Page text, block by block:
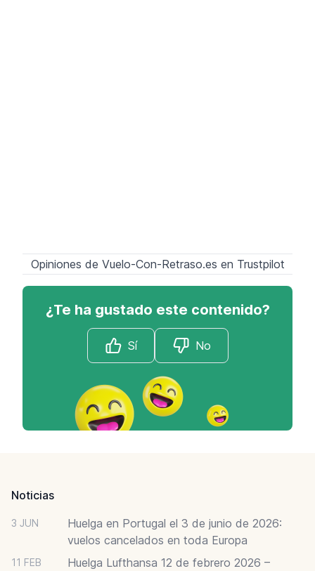
Opiniones de Vuelo-Con-Retraso.es en Trustpilot
¿Te ha gustado este contenido?
Sí No
Noticias
3 JUN
Huelga en Portugal el 3 de junio de 2026:
vuelos cancelados en toda Europa
11 FEB
Huelga Lufthansa 12 de febrero 2026 –